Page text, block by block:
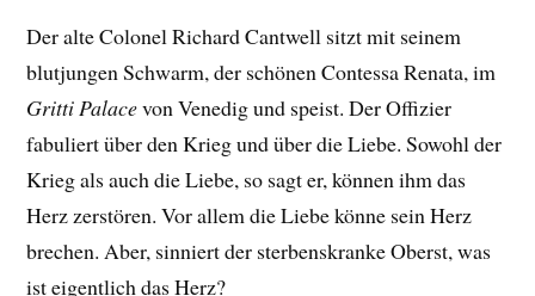
Der alte Colonel Richard Cantwell sitzt mit seinem
blutjungen Schwarm, der schönen Contessa Renata, im
Gritti Palacevon Venedig und speist. Der Offizier
fabuliert über den Krieg und über die Liebe. Sowohl der
Krieg als auch die Liebe, so sagt er, können ihm das
Herz zerstören. Vor allem die Liebe könne sein Herz
brechen. Aber, sinniert der sterbenskranke Oberst, was
ist eigentlich das Herz?